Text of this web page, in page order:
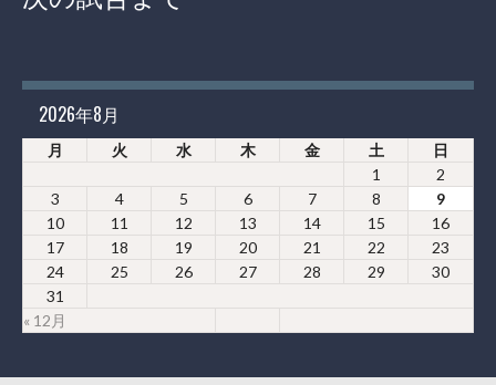
2026年8月
月 火 水 木 金 土 日
« 12月
1
2
3
4 5 6 7 8
9
10
11 12 13 14 15
16
17
18 19 20 21 22
23
24
25 26 27 28 29
30
31